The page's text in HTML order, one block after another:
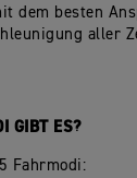
dem besten
aller
GIBT ES?
Fahrmodi: